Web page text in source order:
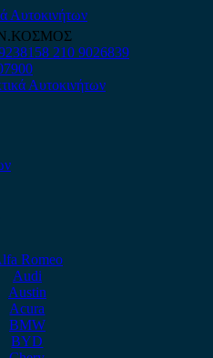
210 9026839
Romeo
Audi
Austin
Acura
BMW
BYD